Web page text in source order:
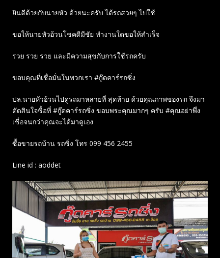
ยินดีด้วยกับนายหัว ด้วยนะครับ ได้รถสวยๆ ไปใช้
ขอให้นายหัวอ้วนโชคดีมีชัย ทำงานใดขอให้สำเร็จ
รวย รวย รวย และมีความสุขกับการใช้รถครับ
ขอบคุณที่เชื่อมั่นในพวกเรา #กู๊ดคาร์รถซิ่ง
ปล.นายหัวอ้วนไปดูรถมาหลายที่ สุดท้าย ด้วยคุณภาพของรถ จึงมา
ตัดสินใจซื้อที่ #กู๊ดคาร์รถซิ่ง ขอบพระคุณมากๆ ครับ #คุณอย่าพึ่ง
เชื่อจนกว่าคุณจะได้มาดูเอง
ซื้อขายรถบ้าน รถซิ่ง โทร 099 456 2455
Line id : aoddet